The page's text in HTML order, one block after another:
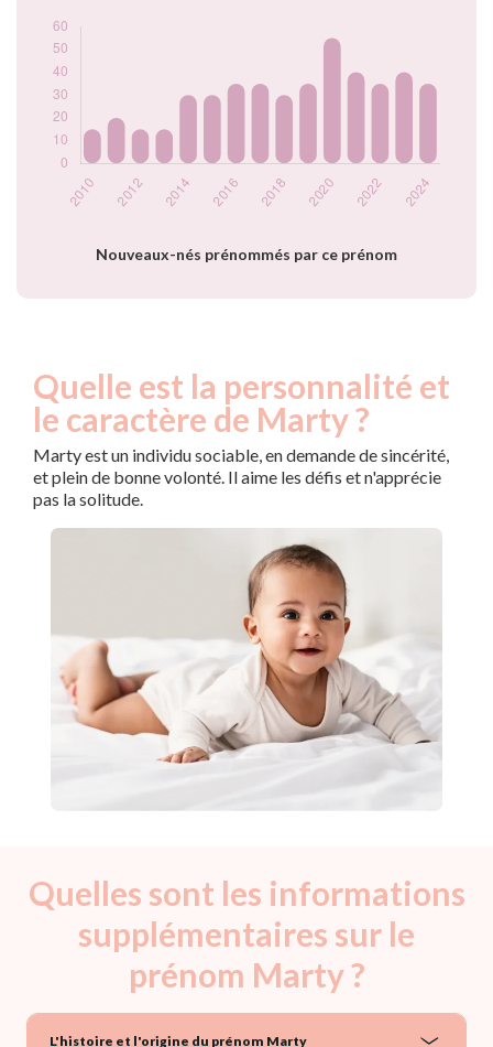
Nouveaux-nés prénommés par ce prénom
Popularité du
2019
2021
2022
2023
40
35
Quelle est la personnalité et
le caractère de Marty ?
Marty est un individu sociable, en demande de sincérité,
et plein de bonne volonté. Il aime les défis et n'apprécie
pas la solitude.
Quelles sont les informations
supplémentaires sur le
prénom Marty ?
L'histoire et l'origine du prénom Marty